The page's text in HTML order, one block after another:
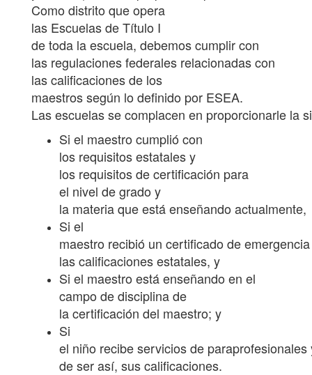
Como distrito que opera
las Escuelas de Título I
de toda la escuela, debemos cumplir con
las regulaciones federales relacionadas con
las calificaciones de los
maestros según lo definido por ESEA.
Las escuelas se complacen en proporcionarle la
Si el maestro cumplió con
los requisitos estatales y
los requisitos de certificación para
el nivel de grado y
la materia que está enseñando actualmente,
Si el
maestro recibió un certificado de
las calificaciones estatales, y
Si el maestro está enseñando en el
campo de disciplina de
la certificación del maestro; y
Si
el niño recibe servicios de paraprofesionales
de ser así, sus calificaciones.